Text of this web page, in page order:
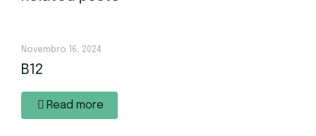
Novembro 16, 2024
B12
Read more